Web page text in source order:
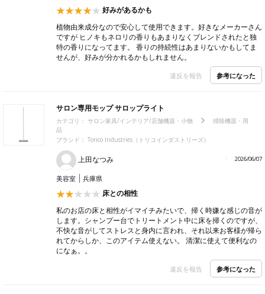
好みがあるかも
植物由来成分なので安心して使用できます。好きなメーカーさん
ですが ヒノキもネロリの香りもあまりなくブレンドされたと独
特の香りになってます。 香りの持続性はあまりないかもしてま
せんが、好みが分かれるかもしれません。
違反を報告 参考になった
サロン専用モップ サロップライト
カテゴリ： サロン家具/インテリア/店舗機器・小物
掃除機器・用
品
ブランド： Torico Industries（トリコインダストリーズ）
上田なつみ 2026/06/07
美容室 兵庫県
床との相性
私のお店の床と相性がイマイチみたいで、掃く時嫌な感じの音が
します。シャンプー台でトリートメント中に床を掃くのですが、
不快な音がしてストレスと身内に言われ、それ以来お客様が帰ら
れてからしか、このアイテム使えない。 清潔に使えて便利なの
になぁ。。
違反を報告 参考になった